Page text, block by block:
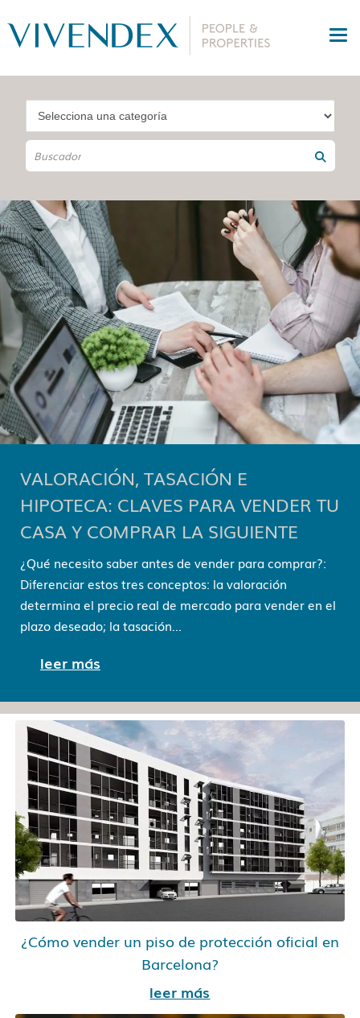
VALORACIÓN, TASACIÓN E
HIPOTECA: CLAVES PARA VENDER TU
CASA Y COMPRAR LA SIGUIENTE
¿Qué necesito saber antes de vender para comprar?:
Diferenciar estos tres conceptos: la valoración
determina el precio real de mercado para vender en el
plazo deseado; la tasación...
leer más
¿Cómo vender un piso de protección oficial en
Barcelona?
leer más